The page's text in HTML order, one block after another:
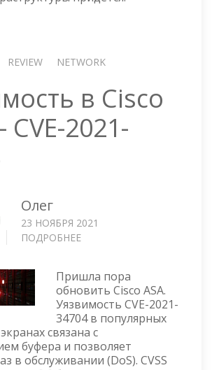
REVIEW NETWORK
в Cisco
2021-
Олег
23 НОЯБРЯ 2021
ПОДРОБНЕЕ
CISCO
ASA
—
CVE-
2021-
34704
Пришла пора
обновить Cisco ASA.
Уязвимость CVE-2021-
34704 в популярных
связана с
буфера и позволяет
в обслуживании (DoS). CVSS